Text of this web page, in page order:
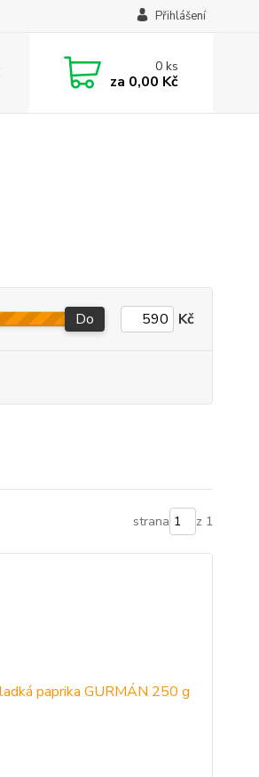
Přihlášení
0ks
za 0,00 Kč
Do Kč
strana z 1